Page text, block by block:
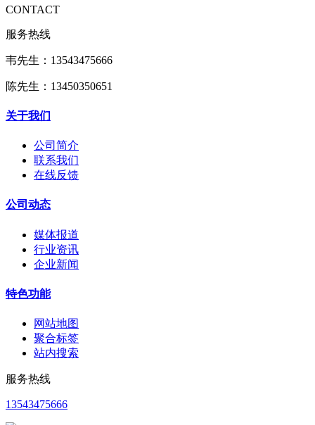
CONTACT
服务热线
韦先生：13543475666
陈先生：13450350651
关于我们
公司简介
联系我们
在线反馈
公司动态
媒体报道
行业资讯
企业新闻
特色功能
网站地图
聚合标签
站内搜索
服务热线
13543475666